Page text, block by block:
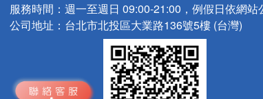
服務時間： 週一至週日 09:00-21:00，例假日依網站
公司地址： 台北市北投區大業路136號5樓 (台灣)